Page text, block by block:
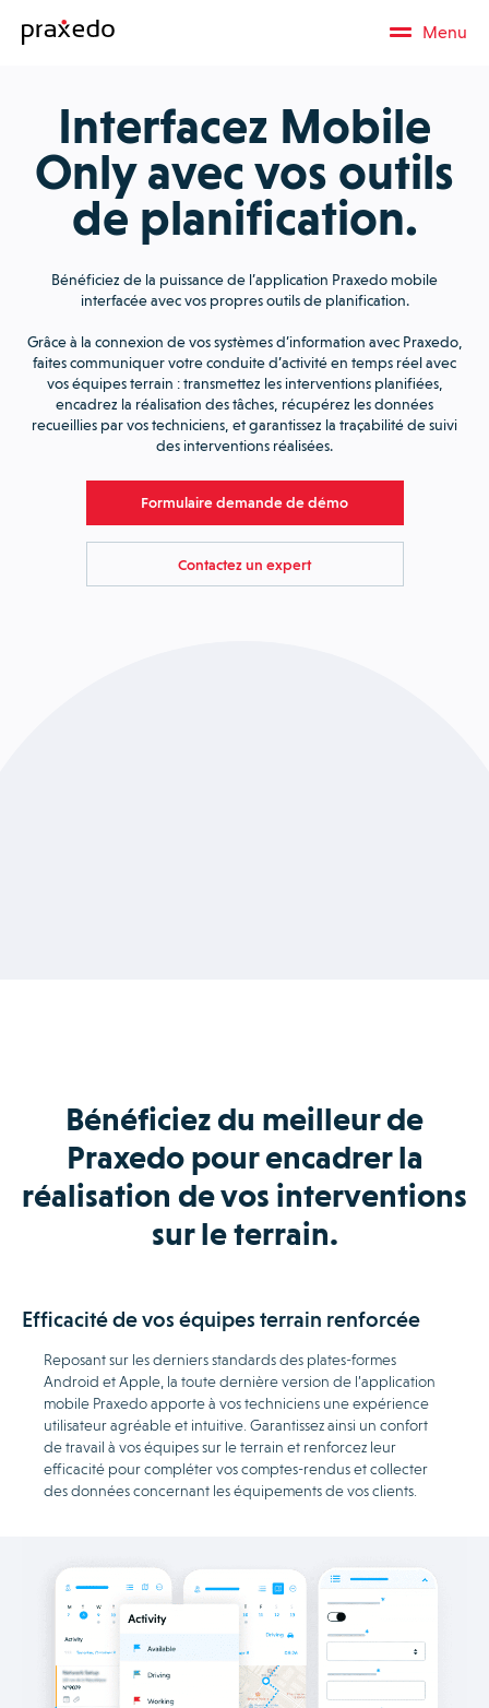
Menu
Interfacez Mobile
Only avec vos outils
de planification.
Bénéficiez de la puissance de l’application Praxedo mobile
interfacée avec vos propres outils de planification.
Grâce à la connexion de vos systèmes d’information avec Praxedo,
faites communiquer votre conduite d’activité en temps réel avec
vos équipes terrain : transmettez les interventions planifiées,
encadrez la réalisation des tâches, récupérez les données
recueillies par vos techniciens, et garantissez la traçabilité de suivi
des interventions réalisées.
Formulaire demande de démo
Contactez un expert
Bénéficiez du meilleur de
Praxedo pour encadrer la
réalisation de vos interventions
sur le terrain.
Efficacité de vos équipes terrain renforcée
Reposant sur les derniers standards des plates-formes
Android et Apple, la toute dernière version de l’application
mobile Praxedo apporte à vos techniciens une expérience
utilisateur agréable et intuitive. Garantissez ainsi un confort
de travail à vos équipes sur le terrain et renforcez leur
efficacité pour compléter vos comptes-rendus et collecter
des données concernant les équipements de vos clients.